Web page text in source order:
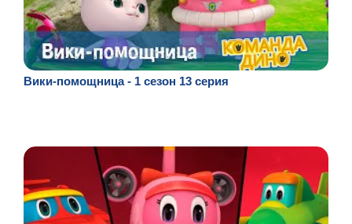
Вики-помощница - 1 сезон 13 серия